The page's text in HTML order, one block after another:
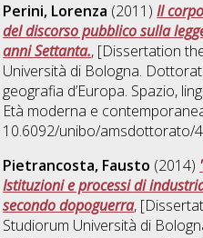
Perini, Lorenza (2011)Il
del discorso pubblico sulla
anni Settanta., [Dissertation
Università di Bologna.
geografia d’Europa. Spazio,
Età moderna e
10.6092/unibo/amsdottorato/
Pietrancosta, Fausto (2014)
Istituzioni e processi di
secondo dopoguerra,
Studiorum Università di